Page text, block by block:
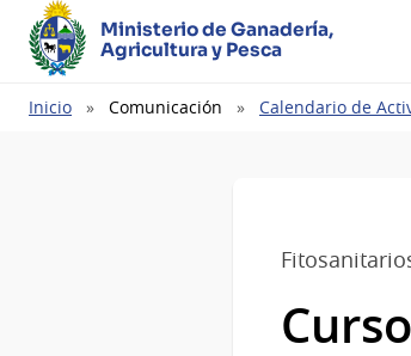
Ministerio de Ganadería,
Agricultura y Pesca
Ruta
Inicio Comunicación Calendario de